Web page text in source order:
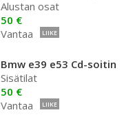
Alustan osat
50 €
Vantaa
LIIKE
Bmw e39 e53 Cd-soitin
Sisätilat
50 €
Vantaa
LIIKE